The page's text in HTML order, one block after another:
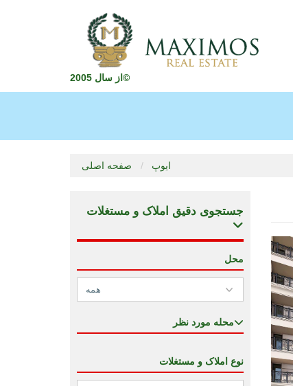
از سال 2005©
صفحه اصلی ایوپ
جستجوی دقیق املاک و مستغلات
محل
محله مورد نظر
نوع املاک و مستغلات